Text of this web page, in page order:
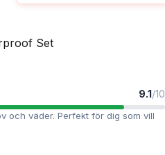
9.1/10
och väder. Perfekt för dig som vill